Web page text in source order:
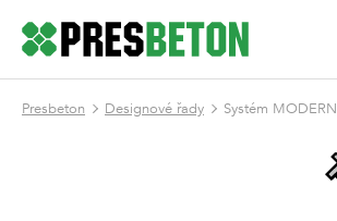
Presbeton Designové řady Systém MODERN